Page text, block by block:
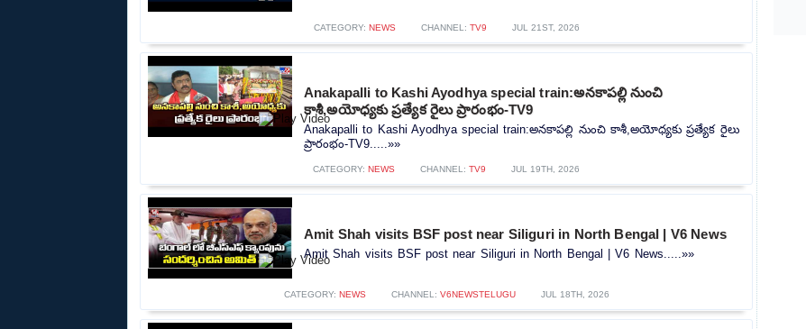
CATEGORY: NEWS CHANNEL: TV9 JUL 21ST, 2026
Anakapalli to Kashi Ayodhya special train:అనకాపల్లి నుంచి
కాశీ,అయోధ్యకు ప్రత్యేక రైలు ప్రారంభం-TV9
Anakapalli to Kashi Ayodhya special train:అనకాపల్లి నుంచి కాశీ,అయోధ్యకు ప్రత్యేక రైలు
ప్రారంభం-TV9.....»»
CATEGORY: NEWS CHANNEL: TV9 JUL 19TH, 2026
Amit Shah visits BSF post near Siliguri in North Bengal | V6 News
Amit Shah visits BSF post near Siliguri in North Bengal | V6 News.....»»
CATEGORY: NEWS CHANNEL: V6NEWSTELUGU JUL 18TH, 2026